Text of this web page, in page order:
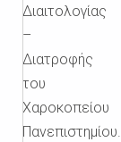
Διαιτολογίας
–
Διατροφής
του
Χαροκοπείου
Πανεπιστημίου.